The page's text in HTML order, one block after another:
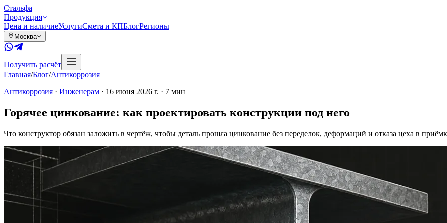
Стальфа
Продукция
Цена и наличиеУслугиСмета и КПБлогРегионы
Москва
Получить расчёт
Главная/Блог/Антикоррозия
Антикоррозия · Инженерам · 16 июня 2026 г. · 7 мин
Горячее цинкование: как проектировать конструкции под него
Что конструктор обязан заложить в чертёж, чтобы деталь прошла цинкование без переделок, деформаций и отказа цеха в